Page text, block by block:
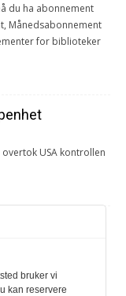
du ha abonnement
Månedsabonnement
for biblioteker
USA kontrollen
fra forrige
For å lese
bruker vi
kan reservere